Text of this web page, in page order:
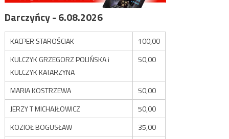
Darczyńcy - 6.08.2026
KACPER STAROŚCIAK
100,00
KULCZYK GRZEGORZ POLIŃSKA i
KULCZYK KATARZYNA
50,00
MARIA KOSTRZEWA
50,00
JERZY T MICHAJŁOWICZ
50,00
KOZIOŁ BOGUSŁAW
35,00